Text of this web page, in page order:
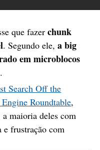
que fazerchunk
. Segundo ele,a big
em microblocos
.
Search Off the
Engine Roundtable,
maioria deles com
e frustração com